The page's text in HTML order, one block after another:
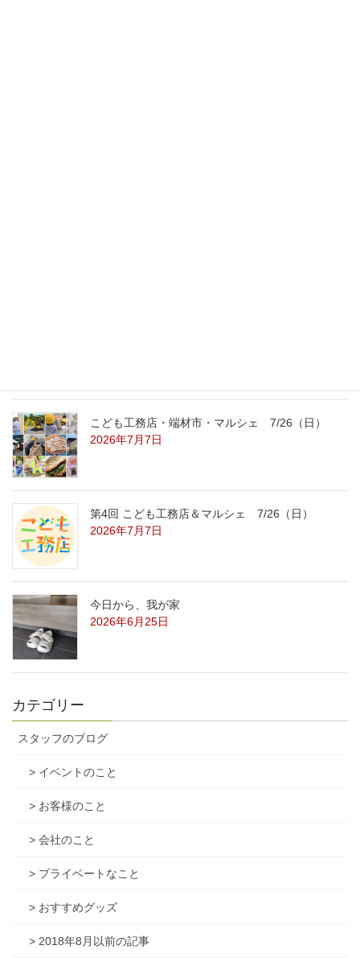
こども工務店・端材市・マルシェ 7/26（日）
2026年7月7日
第4回 こども工務店＆マルシェ 7/26（日）
2026年7月7日
今日から、我が家
2026年6月25日
カテゴリー
スタッフのブログ
> イベントのこと
> お客様のこと
> 会社のこと
> プライベートなこと
> おすすめグッズ
> 2018年8月以前の記事